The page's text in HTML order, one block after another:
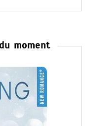
moment